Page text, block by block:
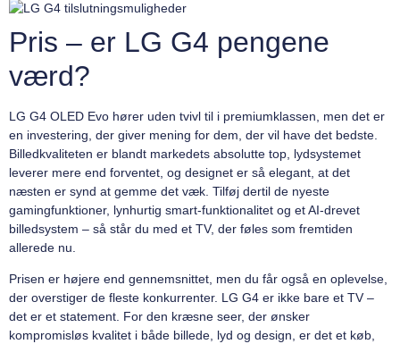
Pris – er LG G4 pengene
værd?
LG G4 OLED Evo hører uden tvivl til i premiumklassen, men det er
en investering, der giver mening for dem, der vil have det bedste.
Billedkvaliteten er blandt markedets absolutte top, lydsystemet
leverer mere end forventet, og designet er så elegant, at det
næsten er synd at gemme det væk. Tilføj dertil de nyeste
gamingfunktioner, lynhurtig smart-funktionalitet og et AI-drevet
billedsystem – så står du med et TV, der føles som fremtiden
allerede nu.
Prisen er højere end gennemsnittet, men du får også en oplevelse,
der overstiger de fleste konkurrenter. LG G4 er ikke bare et TV –
det er et statement. For den kræsne seer, der ønsker
kompromisløs kvalitet i både billede, lyd og design, er det et køb,